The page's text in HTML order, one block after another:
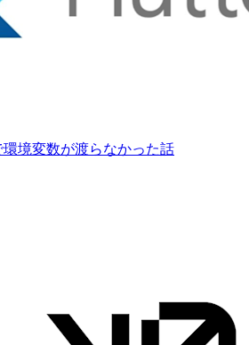
境変数が渡らなかった話